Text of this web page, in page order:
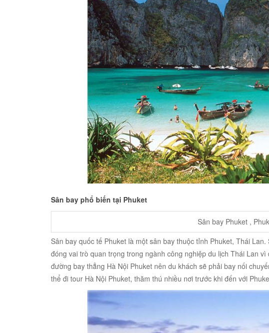
Sân bay phổ biến tại Phuket
Sân bay Phuket ,
Sân bay quốc tế Phuket là một sân bay thuộc tỉnh Phuket, Thái
đóng vai trò quan trọng trong ngành công nghiệp du lịch Thái Lan
đường bay thẳng Hà Nội Phuket nên du khách sẽ phải bay nối
thể đi tour Hà Nội Phuket, thăm thú nhiều nơi trước khi đến với